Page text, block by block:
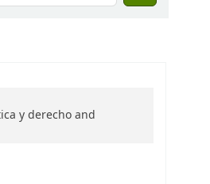
y derecho and